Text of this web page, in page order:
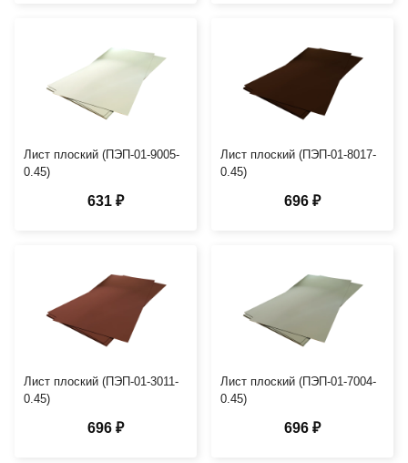
Лист плоский (ПЭП-01-9005-
0.45)
631 ₽
Лист плоский (ПЭП-01-8017-
0.45)
696 ₽
Лист плоский (ПЭП-01-3011-
0.45)
696 ₽
Лист плоский (ПЭП-01-7004-
0.45)
696 ₽